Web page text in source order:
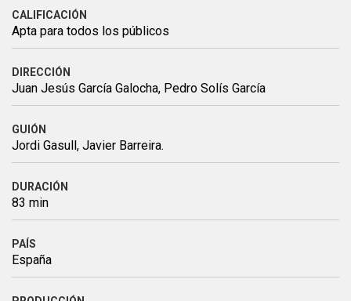
CALIFICACIÓN
Apta para todos los públicos
DIRECCIÓN
Juan Jesús García Galocha, Pedro Solís García
GUIÓN
Jordi Gasull, Javier Barreira.
DURACIÓN
83 min
PAÍS
España